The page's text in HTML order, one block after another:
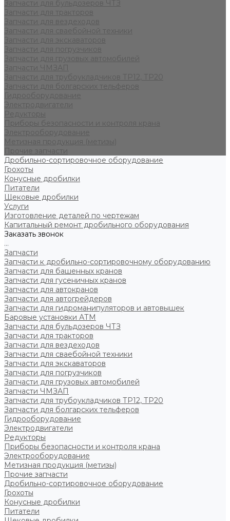
Запчасти для бульдозеров ЧТЗ
Запчасти для тракторов
Запчасти для вездеходов
Запчасти для сваебойной техники
Запчасти для экскаваторов
Запчасти для погрузчиков
Запчасти для грузовых автомобилей
Запчасти ЧМЗАП
Запчасти для трубоукладчиков ТР12, ТР20
Запчасти для болгарских тельферов
Гидрооборудование
Электродвигатели
Редукторы
Приборы безопасности и контроля крана
Электрооборудование
Метизная продукция (метизы)
Прочие запчасти
Дробильно-сортировочное оборудование
Грохоты
Конусные дробилки
Питатели
Щековые дробилки
Услуги
Изготовление деталей по чертежам
Капитальный ремонт дробильного оборудования
Заказать звонок
...
Запчасти
Запчасти к дробильно-сортировочному оборудованию
Запчасти для башенных кранов
Запчасти для гусеничных кранов
Запчасти для автокранов
Запчасти для автогрейдеров
Запчасти для гидроманипуляторов и автовышек
Баровые установки АТМ
Запчасти для бульдозеров ЧТЗ
Запчасти для тракторов
Запчасти для вездеходов
Запчасти для сваебойной техники
Запчасти для экскаваторов
Запчасти для погрузчиков
Запчасти для грузовых автомобилей
Запчасти ЧМЗАП
Запчасти для трубоукладчиков ТР12, ТР20
Запчасти для болгарских тельферов
Гидрооборудование
Электродвигатели
Редукторы
Приборы безопасности и контроля крана
Электрооборудование
Метизная продукция (метизы)
Прочие запчасти
Дробильно-сортировочное оборудование
Грохоты
Конусные дробилки
Питатели